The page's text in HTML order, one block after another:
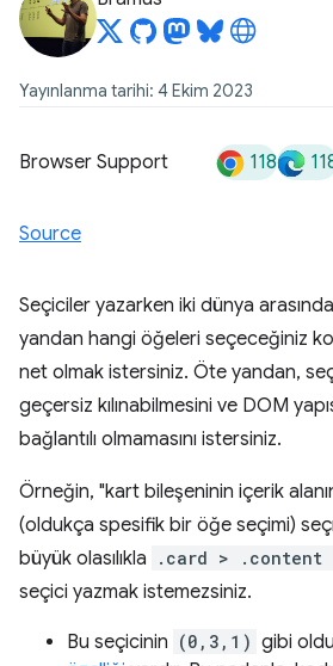
Yayınlanma tarihi: 4 Ekim 2023
Browser Support 118
Source
Seçiciler yazarken iki dünya
yandan hangi öğeleri seçeceğiniz
net olmak istersiniz. Öte yandan,
geçersiz kılınabilmesini ve DOM
bağlantılı olmamasını istersiniz.
Örneğin, "kart bileşeninin içerik
(oldukça spesifik bir öğe seçimi)
büyük olasılıkla
.card > .content
seçici yazmak istemezsiniz.
Bu seçicinin (0,3,1) gibi